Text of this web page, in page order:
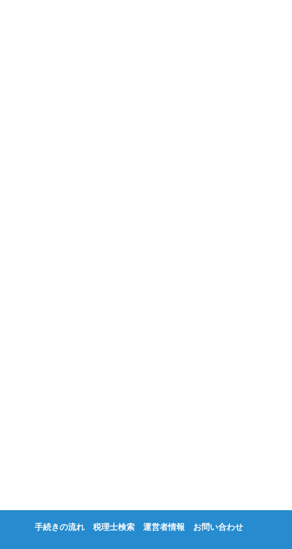
手続きの流れ 税理士検索 運営者情報 お問い合わせ